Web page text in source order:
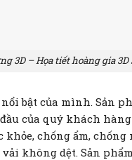
3D – Họa tiết hoàng gia
bật của mình. Sản
của quý khách
chống ẩm, chống
không dệt. Sản